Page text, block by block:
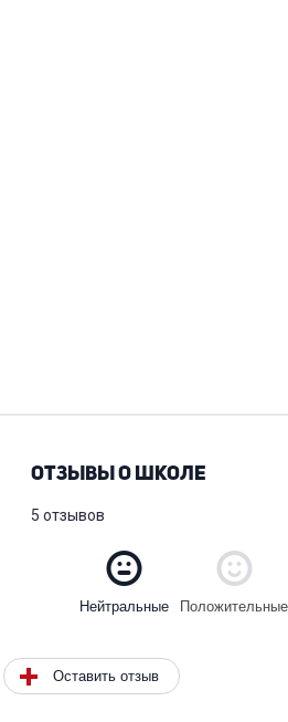
ОТЗЫВЫ О ШКОЛЕ
5 отзывов
Нейтральные Положительные
Оставить отзыв